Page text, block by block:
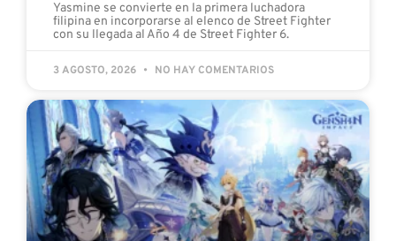
Yasmine se convierte en la primera luchadora
filipina en incorporarse al elenco de Street Fighter
con su llegada al Año 4 de Street Fighter 6.
3 AGOSTO, 2026 NO HAY COMENTARIOS